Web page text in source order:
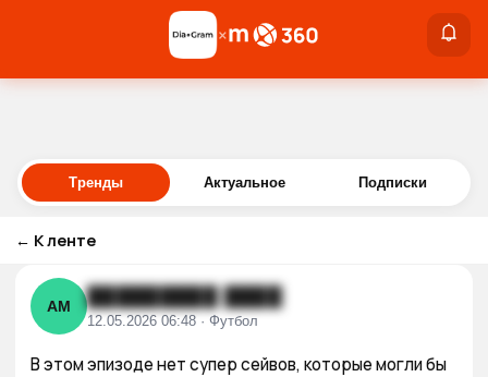
Войти
×
Тренды Актуальное Подписки
← К ленте
АМ █████████ ████
12.05.2026 06:48 · Футбол
В этом эпизоде нет супер сейвов, которые могли бы